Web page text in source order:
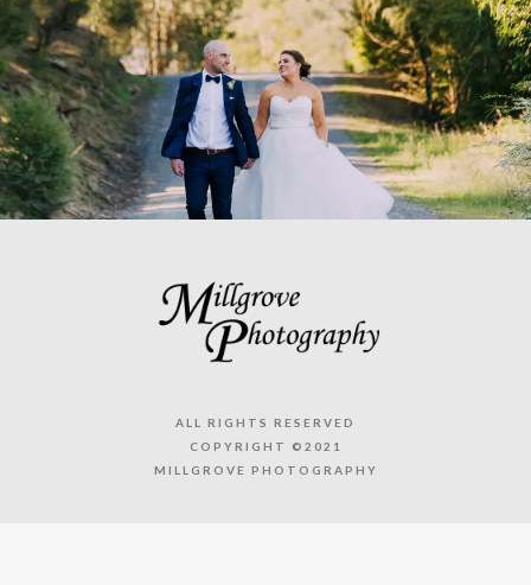
ALL RIGHTS RESERVED
COPYRIGHT ©2021
MILLGROVE PHOTOGRAPHY